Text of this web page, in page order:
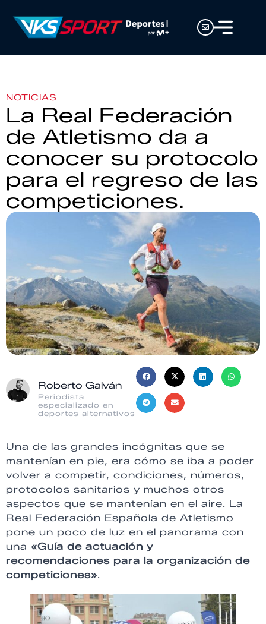
NOTICIAS
La Real Federación
de Atletismo da a
conocer su protocolo
para el regreso de las
competiciones.
Roberto Galván
Periodista
especializado en
deportes alternativos
Una de las grandes incógnitas que se
mantenían en pie, era cómo se iba a poder
volver a competir, condiciones, números,
protocolos sanitarios y muchos otros
aspectos que se mantenían en el aire. La
Real Federación Española de Atletismo
pone un poco de luz en el panorama con
una «Guía de actuación y
recomendaciones para la organización de
competiciones».